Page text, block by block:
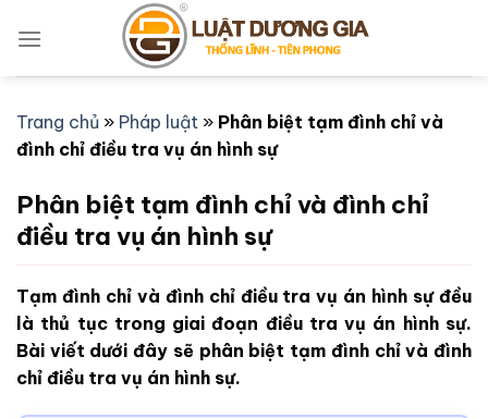
qua
Trang chủ » Pháp luật » Phân biệt tạm đình chỉ và
đình chỉ điều tra vụ án hình sự
Phân biệt tạm đình chỉ và đình chỉ
điều tra vụ án hình sự
Tạm đình chỉ và đình chỉ điều tra vụ án hình sự đều
là thủ tục trong giai đoạn điều tra vụ án hình sự.
Bài viết dưới đây sẽ phân biệt tạm đình chỉ và đình
chỉ điều tra vụ án hình sự.